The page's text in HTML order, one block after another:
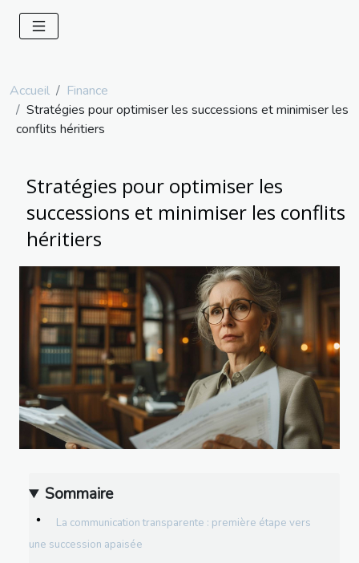
Accueil
Finance
Stratégies pour optimiser les successions et minimiser les
conflits héritiers
Stratégies pour optimiser les
successions et minimiser les conflits
héritiers
Sommaire
La communication transparente : première étape vers
une succession apaisée